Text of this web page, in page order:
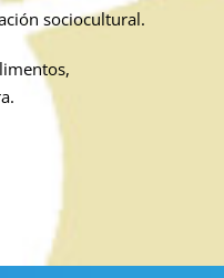
sociocultural.